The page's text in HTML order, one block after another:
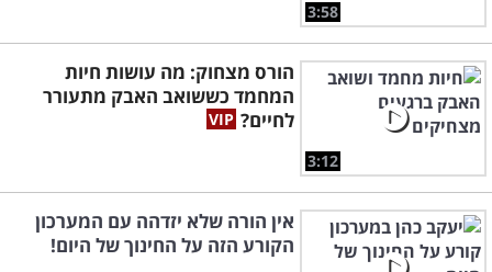
3:58
3:12
הורס מצחוק: מה עושות חיות
המחמד כששואב האבק מתעורר
לחיים?
אין הורה שלא יזדהה עם המערכון
הקורע הזה על החינוך של היום!